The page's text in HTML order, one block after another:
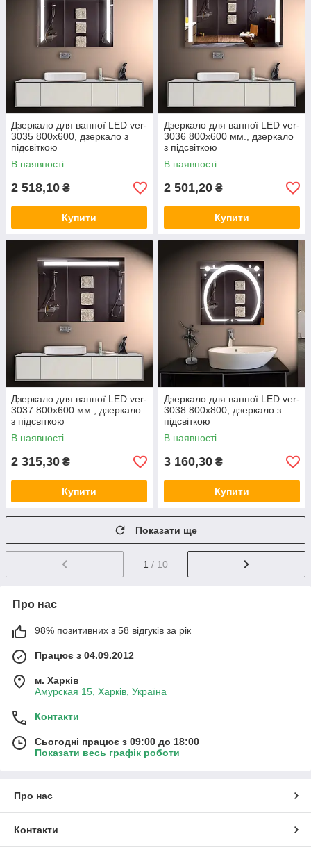
Дзеркало для ванної LED ver-
3035 800х600, дзеркало з
підсвіткою
В наявності
2 518,10 ₴
Купити
Дзеркало для ванної LED ver-
3036 800х600 мм., дзеркало
з підсвіткою
В наявності
2 501,20 ₴
Купити
Дзеркало для ванної LED ver-
3037 800х600 мм., дзеркало
з підсвіткою
В наявності
2 315,30 ₴
Купити
Дзеркало для ванної LED ver-
3038 800х800, дзеркало з
підсвіткою
В наявності
3 160,30 ₴
Купити
Показати ще
1 / 10
Про нас
98% позитивних з 58 відгуків за рік
Працює з 04.09.2012
м. Харків
Амурская 15, Харків, Україна
Контакти
Сьогодні працює з 09:00 до 18:00
Показати весь графік роботи
Про нас
Контакти